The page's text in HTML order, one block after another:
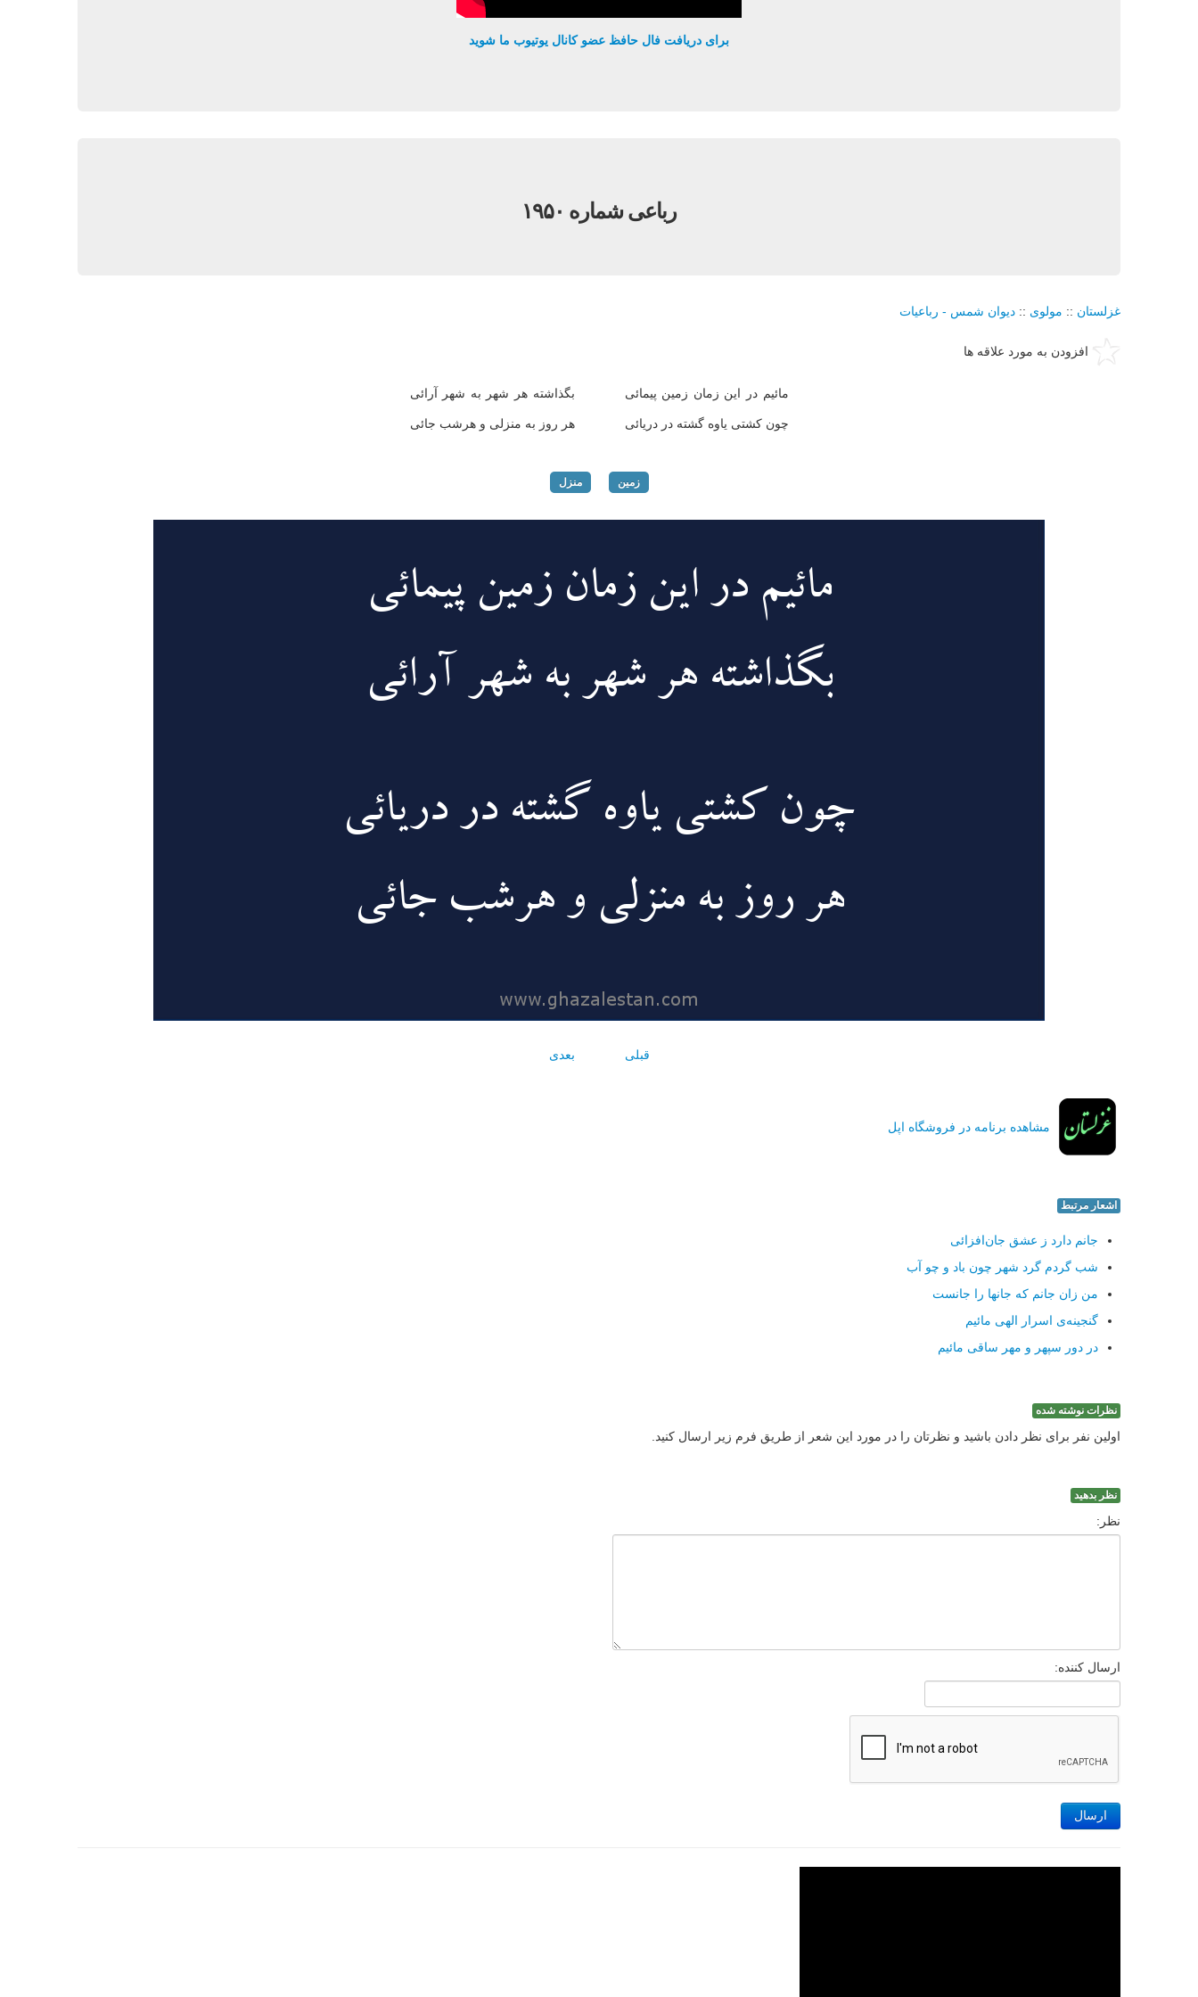
برای دریافت فال حافظ عضو کانال یوتیوب ما شوید
رباعی شماره ۱۹۵۰
غزلستان :: مولوی :: دیوان شمس - رباعیات
افزودن به مورد علاقه ها
مائیم در این زمان زمین پیمائی بگذاشته هر شهر به شهر آرائی
چون کشتی یاوه گشته در دریائی هر روز به منزلی و هرشب جائی
زمین منزل
قبلی بعدی
مشاهده برنامه در فروشگاه اپل
اشعار مرتبط
جانم دارد ز عشق جان‌افزائی
شب گردم گرد شهر چون باد و چو آب
من زان جانم که جانها را جانست
گنجینه‌ی اسرار الهی مائیم
در دور سپهر و مهر ساقی مائیم
نظرات نوشته شده
اولین نفر برای نظر دادن باشید و نظرتان را در مورد این شعر از طریق فرم زیر ارسال کنید.
نظر بدهید
نظر:
ارسال کننده:
ارسال